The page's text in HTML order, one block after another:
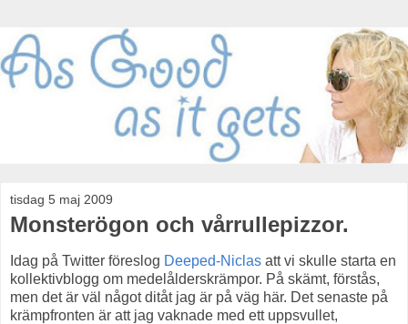
tisdag 5 maj 2009
Monsterögon och vårrullepizzor.
Idag på Twitter föreslog Deeped-Niclas att vi skulle starta en
kollektivblogg om medelålderskrämpor. På skämt, förstås,
men det är väl något ditåt jag är på väg här. Det senaste på
krämpfronten är att jag vaknade med ett uppsvullet,